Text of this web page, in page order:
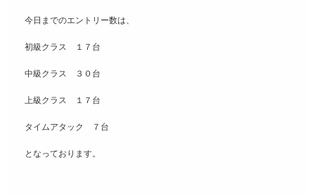
今日までのエントリー数は、
初級クラス １７台
中級クラス ３０台
上級クラス １７台
タイムアタック ７台
となっております。